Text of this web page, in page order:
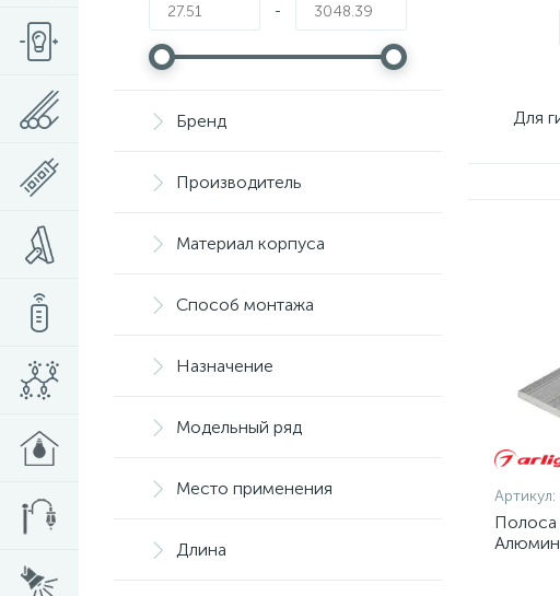
-
Бренд
Производитель
Материал корпуса
Способ монтажа
Назначение
Модельный ряд
Место применения
Длина
Для
Артикул: